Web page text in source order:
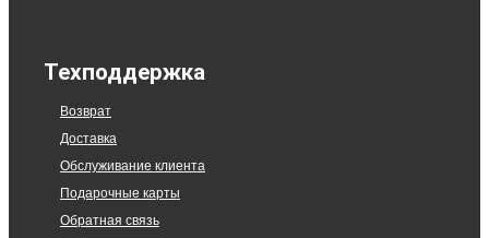
Техподдержка
Возврат
Доставка
Обслуживание клиента
Подарочные карты
Обратная связь